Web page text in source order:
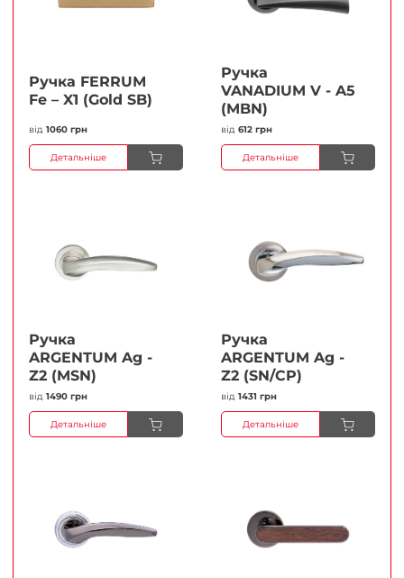
Ручка FERRUМ
Fe – X1 (Gold SB)
від 1060 грн
Детальніше
Ручка
VANADIUM V - A5
(MBN)
від 612 грн
Детальніше
Ручка
ARGENTUM Ag -
Z2 (MSN)
від 1490 грн
Детальніше
Ручка
ARGENTUM Ag -
Z2 (SN/CP)
від 1431 грн
Детальніше